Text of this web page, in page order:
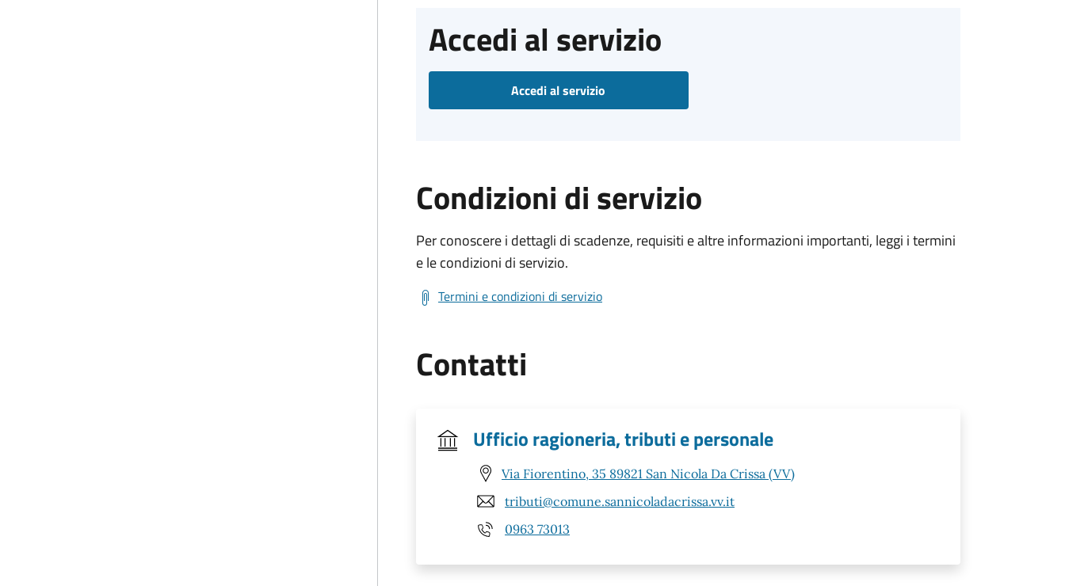
Accedi al servizio
Accedi al servizio
Condizioni di servizio
Per conoscere i dettagli di scadenze, requisiti e altre informazioni importanti, leggi i termini
e le condizioni di servizio.
Termini e condizioni di servizio
Contatti
Ufficio ragioneria, tributi e personale
Via Fiorentino, 35 89821 San Nicola Da Crissa (VV)
tributi@comune.sannicoladacrissa.vv.it
0963 73013